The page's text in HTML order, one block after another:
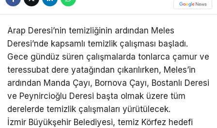
Arap Deresi’nin temizliğinin ardından Meles
Deresi’nde kapsamlı temizlik çalışması başladı.
Gece gündüz süren çalışmalarda tonlarca çamur ve
teressubat dere yatağından çıkarılırken, Meles’in
ardından Manda Çayı, Bornova Çayı, Bostanlı Deresi
ve Peynircioğlu Deresi başta olmak üzere tüm
derelerde temizlik çalışmaları yürütülecek.
İzmir Büyükşehir Belediyesi, temiz Körfez hedefi